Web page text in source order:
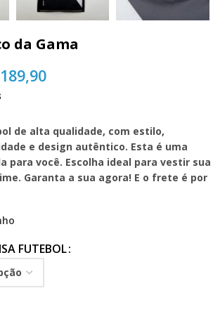
da Gama
189,90
de alta qualidade, com estilo,
e design autêntico. Esta é uma
para você. Escolha ideal para vestir sua
Garanta a sua agora! E o frete é por
FUTEBOL